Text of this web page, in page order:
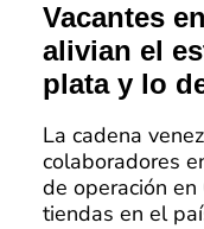
Vacantes
alivian el
plata y lo
La cadena
colaboradores
de operación
tiendas en el